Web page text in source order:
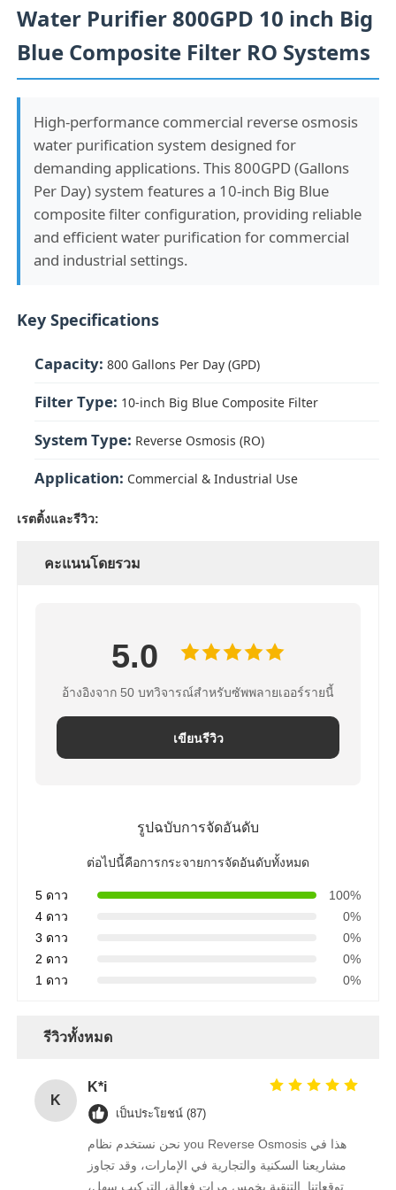
ผลิตภัณฑ์
Water Purifier 800GPD 10 inch Big
Blue Composite Filter RO Systems
High-performance commercial reverse osmosis
water purification system designed for
demanding applications. This 800GPD (Gallons
Per Day) system features a 10-inch Big Blue
composite filter configuration, providing reliable
and efficient water purification for commercial
and industrial settings.
Key Specifications
Capacity: 800 Gallons Per Day (GPD)
Filter Type: 10-inch Big Blue Composite Filter
System Type: Reverse Osmosis (RO)
Application: Commercial & Industrial Use
เรตติ้งและรีวิว:
คะแนนโดยรวม
5.0
อ้างอิงจาก 50 บทวิจารณ์สำหรับซัพพลายเออร์รายนี้
เขียนรีวิว
รูปฉบับการจัดอันดับ
ต่อไปนี้คือการกระจายการจัดอันดับทั้งหมด
5 ดาว
100%
4 ดาว
0%
3 ดาว
0%
2 ดาว
0%
1 ดาว
0%
รีวิวทั้งหมด
K
K*i
เป็นประโยชน์ (87)
نحن نستخدم نظام you Reverse Osmosis هذا في
مشاريعنا السكنية والتجارية في الإمارات، وقد تجاوز
توقعاتنا. التنقية بخمس مرات فعالة، التركيب سهل،